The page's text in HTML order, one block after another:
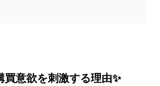
買意欲を刺激する理由✨